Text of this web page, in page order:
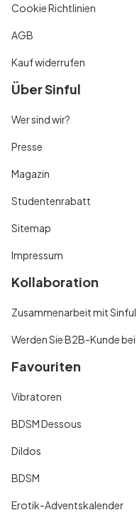
Cookie Richtlinien
AGB
Kauf widerrufen
Über Sinful
Wer sind wir?
Presse
Magazin
Studentenrabatt
Sitemap
Impressum
Kollaboration
Zusammenarbeit mit Sinful
Werden Sie B2B-Kunde
Favouriten
Vibratoren
BDSM Dessous
Dildos
BDSM
Erotik-Adventskalender